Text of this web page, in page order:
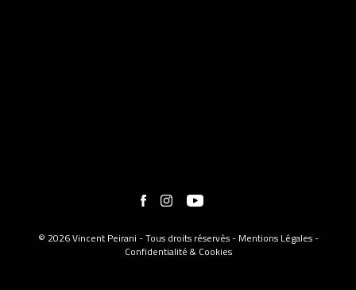
© 2026 Vincent Peirani - Tous droits réservés - Mentions Légales-
Confidentialité & Cookies